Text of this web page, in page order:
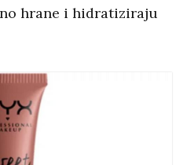
hrane i hidratiziraju